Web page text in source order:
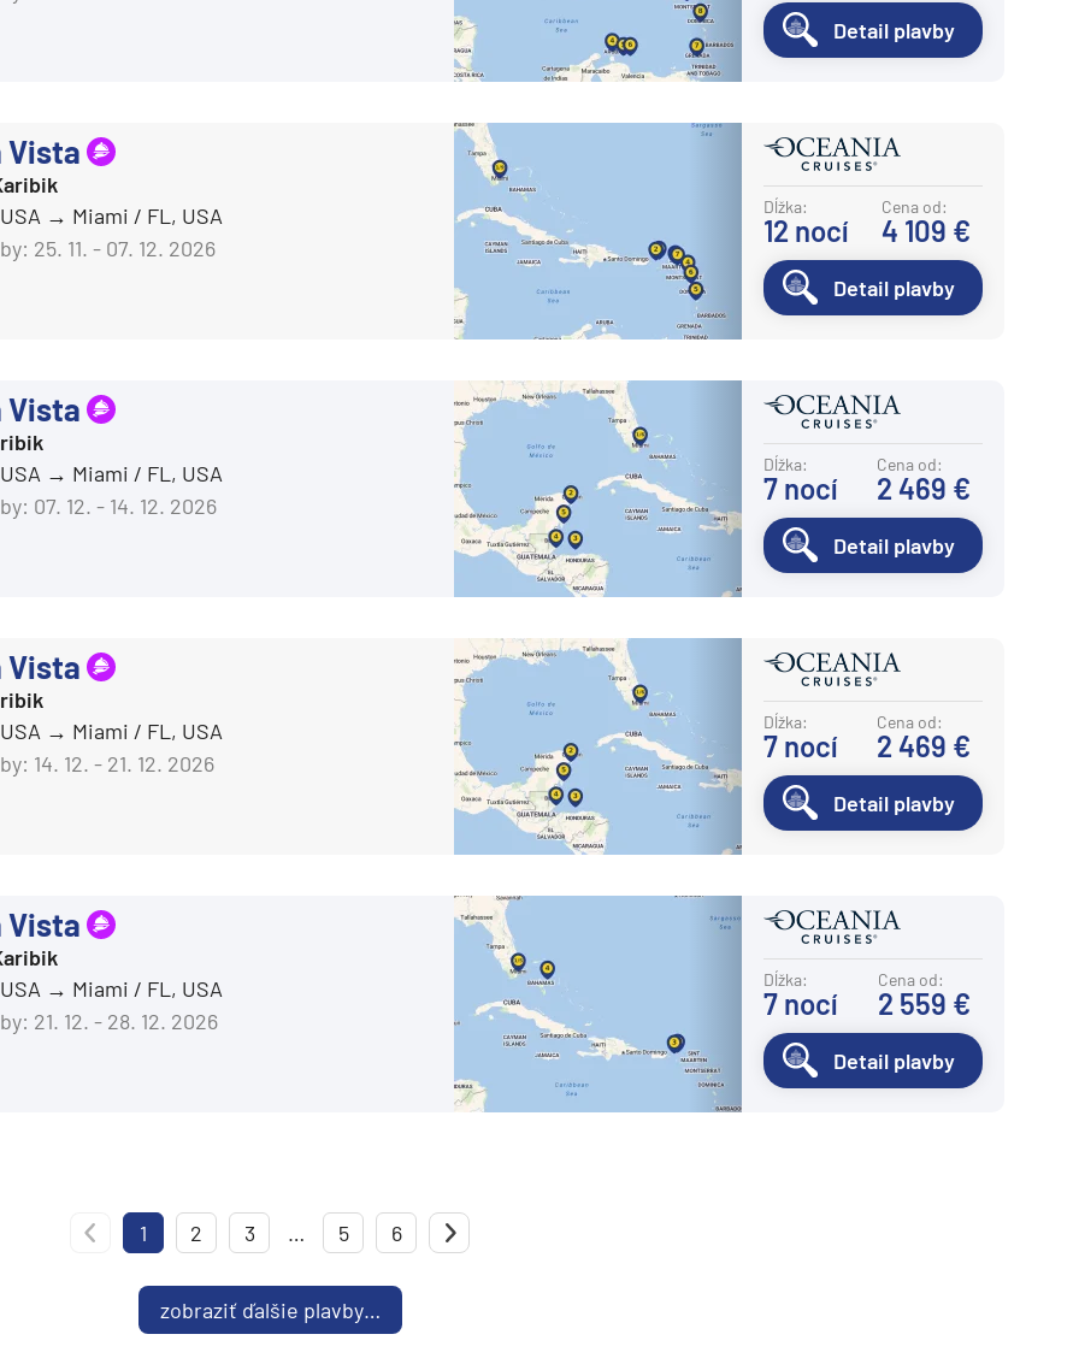
Detail plavby
Vista
Miami / FL, USA
25. 11. - 07. 12. 2026
Dĺžka:
12 nocí
Cena od:
4 109 €
Detail plavby
Vista
Miami / FL, USA
07. 12. - 14. 12. 2026
Dĺžka:
7 nocí
Cena od:
2 469 €
Detail plavby
Vista
Miami / FL, USA
14. 12. - 21. 12. 2026
Dĺžka:
7 nocí
Cena od:
2 469 €
Detail plavby
Vista
Miami / FL, USA
21. 12. - 28. 12. 2026
Dĺžka:
7 nocí
Cena od:
2 559 €
Detail plavby
Predchádzajúca strana
1 2 3 … 5 6
zobraziť ďalšie plavby…